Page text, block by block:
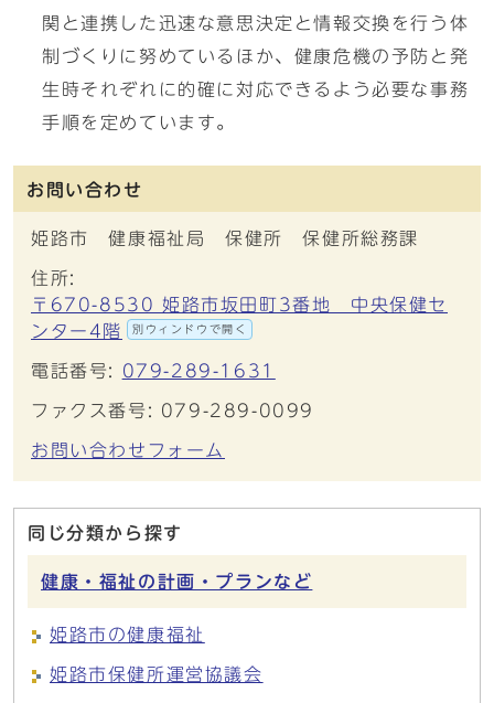
関と連携した迅速な意思決定と情報交換を行う体
制づくりに努めているほか、健康危機の予防と発
生時それぞれに的確に対応できるよう必要な事務
手順を定めています。
お問い合わせ
姫路市 健康福祉局 保健所 保健所総務課
住所:
〒670-8530 姫路市坂田町3番地 中央保健セ
ンター4階
別ウィンドウで開く
電話番号: 079-289-1631
ファクス番号: 079-289-0099
お問い合わせフォーム
同じ分類から探す
健康・福祉の計画・プランなど
姫路市の健康福祉
姫路市保健所運営協議会